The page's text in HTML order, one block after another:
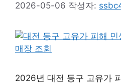
2026-05-06 작성자:
2026년 대전 동구 고유가